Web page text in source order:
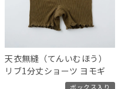
天衣無縫（てんいむほう）
リブ1分丈ショーツ ヨモギ
ボックス入り